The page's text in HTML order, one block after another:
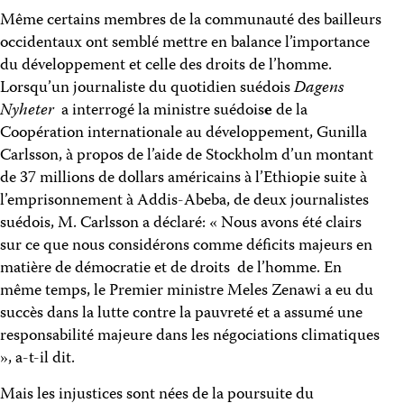
Même certains membres de la communauté des bailleurs
occidentaux ont semblé mettre en balance l’importance
du développement et celle des droits de l’homme.
Lorsqu’un journaliste du quotidien suédoisDagens
Nyhetera interrogé la ministre suédoisede la
Coopération internationale au développement, Gunilla
Carlsson, à propos de l’aide de Stockholm d’un montant
de 37 millions de dollars américains à l’Ethiopie suite à
l’emprisonnement à Addis-Abeba, de deux journalistes
suédois, M. Carlsson a déclaré: « Nous avons été clairs
sur ce que nous considérons comme déficits majeurs en
matière de démocratie et de droits de l’homme. En
même temps, le Premier ministre Meles Zenawi a eu du
succès dans la lutte contre la pauvreté et a assumé une
responsabilité majeure dans les négociations climatiques
», a-t-il dit.
Mais les injustices sont nées de la poursuite du